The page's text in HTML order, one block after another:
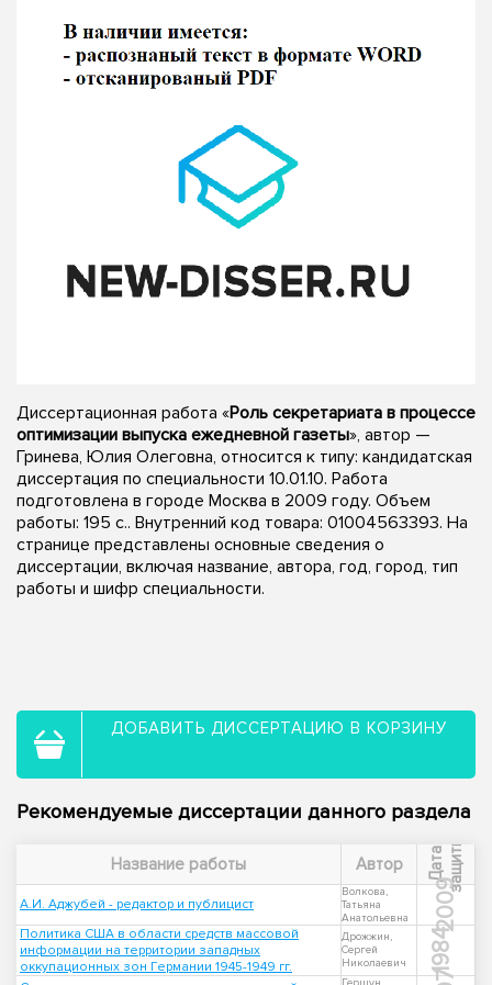
Диссертационная работа «Роль секретариата в процессе
оптимизации выпуска ежедневной газеты», автор —
Гринева, Юлия Олеговна, относится к типу: кандидатская
диссертация по специальности 10.01.10. Работа
подготовлена в городе Москва в 2009 году. Объем
работы: 195 с.. Внутренний код товара: 01004563393. На
странице представлены основные сведения о
диссертации, включая название, автора, год, город, тип
работы и шифр специальности.
ДОБАВИТЬ ДИССЕРТАЦИЮ В КОРЗИНУ
Рекомендуемые диссертации данного раздела
Название работы Автор Д
а
т
а
з
а
щ
и
ты
А.И. Аджубей - редактор и публицист
Волкова,
Татьяна
Анатольевна
2009
Политика США в области средств массовой
информации на территории западных
оккупационных зон Германии 1945-1949 гг.
Дрожжин,
Сергей
Николаевич
1984